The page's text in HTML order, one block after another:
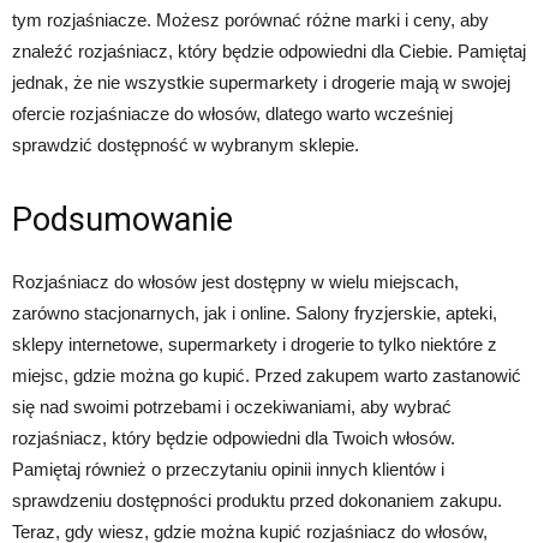
tym rozjaśniacze. Możesz porównać różne marki i ceny, aby
znaleźć rozjaśniacz, który będzie odpowiedni dla Ciebie. Pamiętaj
jednak, że nie wszystkie supermarkety i drogerie mają w swojej
ofercie rozjaśniacze do włosów, dlatego warto wcześniej
sprawdzić dostępność w wybranym sklepie.
Podsumowanie
Rozjaśniacz do włosów jest dostępny w wielu miejscach,
zarówno stacjonarnych, jak i online. Salony fryzjerskie, apteki,
sklepy internetowe, supermarkety i drogerie to tylko niektóre z
miejsc, gdzie można go kupić. Przed zakupem warto zastanowić
się nad swoimi potrzebami i oczekiwaniami, aby wybrać
rozjaśniacz, który będzie odpowiedni dla Twoich włosów.
Pamiętaj również o przeczytaniu opinii innych klientów i
sprawdzeniu dostępności produktu przed dokonaniem zakupu.
Teraz, gdy wiesz, gdzie można kupić rozjaśniacz do włosów,